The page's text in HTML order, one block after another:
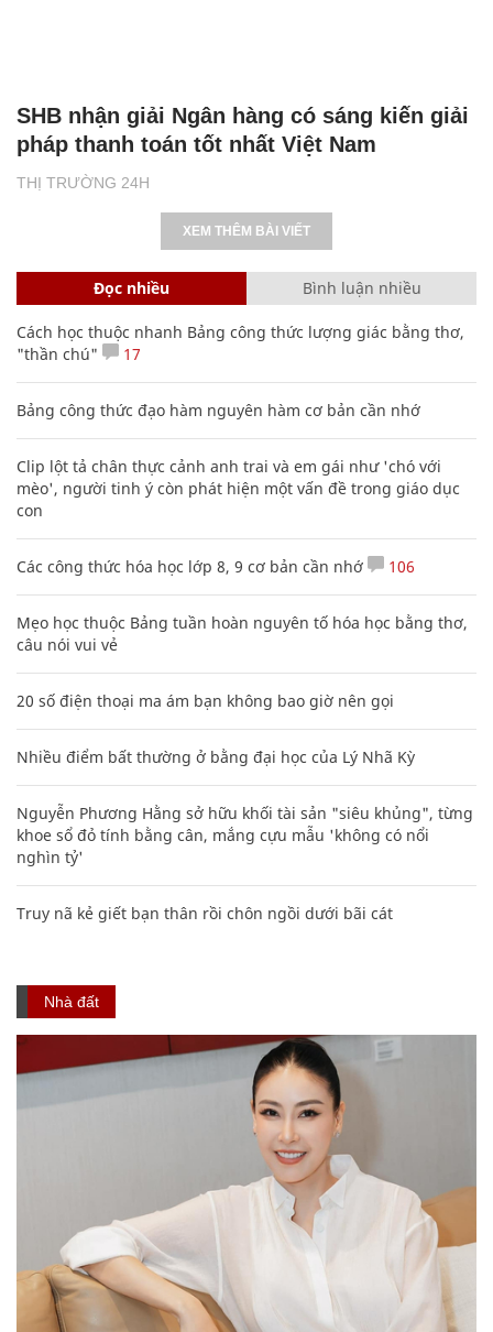
THỊ TRƯỜNG 24H
SHB nhận giải Ngân hàng có sáng kiến giải
pháp thanh toán tốt nhất Việt Nam
XEM THÊM BÀI VIẾT
Đọc nhiều Bình luận nhiều
Cách học thuộc nhanh Bảng công thức lượng giác bằng thơ,
"thần chú"
17
Bảng công thức đạo hàm nguyên hàm cơ bản cần nhớ
Clip lột tả chân thực cảnh anh trai và em gái như 'chó với
mèo', người tinh ý còn phát hiện một vấn đề trong giáo dục
con
Các công thức hóa học lớp 8, 9 cơ bản cần nhớ 106
Mẹo học thuộc Bảng tuần hoàn nguyên tố hóa học bằng thơ,
câu nói vui vẻ
20 số điện thoại ma ám bạn không bao giờ nên gọi
Nhiều điểm bất thường ở bằng đại học của Lý Nhã Kỳ
Nguyễn Phương Hằng sở hữu khối tài sản "siêu khủng", từng
khoe sổ đỏ tính bằng cân, mắng cựu mẫu 'không có nổi
nghìn tỷ'
Truy nã kẻ giết bạn thân rồi chôn ngồi dưới bãi cát
Nhà đất